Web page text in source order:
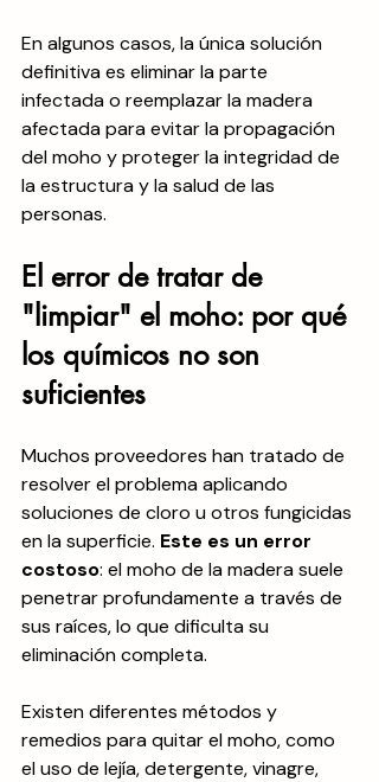
En algunos casos, la única solución
definitiva es eliminar la parte
infectada o reemplazar la madera
afectada para evitar la propagación
del moho y proteger la integridad de
la estructura y la salud de las
personas.
El error de tratar de
"limpiar" el moho: por qué
los químicos no son
suficientes
Muchos proveedores han tratado de
resolver el problema aplicando
soluciones de cloro u otros fungicidas
en la superficie. Este es un error
costoso: el moho de la madera suele
penetrar profundamente a través de
sus raíces, lo que dificulta su
eliminación completa.
Existen diferentes métodos y
remedios para quitar el moho, como
el uso de lejía, detergente, vinagre,